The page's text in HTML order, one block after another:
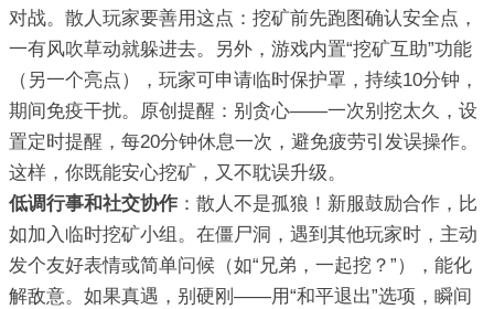
对战。散人玩家要善用这点：挖矿前先跑图确认安全点，
一有风吹草动就躲进去。另外，游戏内置“挖矿互助”功能
（另一个亮点），玩家可申请临时保护罩，持续10分钟，
期间免疫干扰。原创提醒：别贪心——一次别挖太久，设
置定时提醒，每20分钟休息一次，避免疲劳引发误操作。
这样，你既能安心挖矿，又不耽误升级。
低调行事和社交协作 ：散人不是孤狼！新服鼓励合作，比
如加入临时挖矿小组。在僵尸洞，遇到其他玩家时，主动
发个友好表情或简单问候（如“兄弟，一起挖？”），能化
解敌意。如果真遇，别硬刚——用“和平退出”选项，瞬间